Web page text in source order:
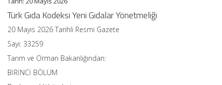
Türk Gıda Kodeksi Yeni Gıdalar Yönetmeliği
20 Mayıs 2026 Tarihli Resmi Gazete
Sayı: 33259
Tarım ve Orman Bakanlığından:
BİRİNCİ BÖLÜM